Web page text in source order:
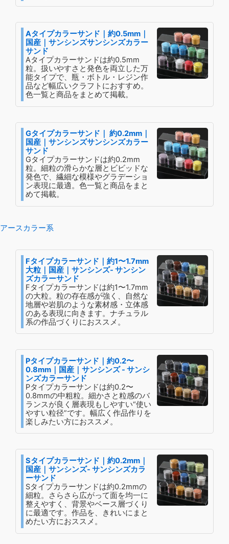
Aタイプカラーサンド｜約0.5mm｜
国産｜サンシンズサンシンズカラー
サンド
Aタイプカラーサンドは約0.5mm
粒。扱いやすさと発色を両立した万
能タイプで、瓶・ボトル・レジン作
品など幅広いクラフトにおすすめ。
色一覧と商品をまとめて掲載。
Gタイプカラーサンド｜ 約0.2mm｜
国産｜サンシンズサンシンズカラー
サンド
Gタイプカラーサンドは約0.2mm
粒。細粒の滑らかな層とビビッドな
発色で、繊細な模様やグラデーショ
ン表現に最適。色一覧と商品をまと
めて掲載。
アースカラー系
Fタイプカラーサンド｜約1〜1.7mm
大粒｜国産｜サンシンズ- サンシン
ズカラーサンド
Fタイプカラーサンドは約1〜1.7mm
の大粒。粒の存在感が強く、自然な
地層や岩肌のような素材感・立体感
のある表現に向きます。ナチュラル
系の作品づくりにおススメ。
Pタイプカラーサンド｜約0.2〜
0.8mm｜国産｜サンシンズ - サンシ
ンズカラーサンド
Pタイプカラーサンドは約0.2〜
0.8mmの中粗粒。細かさと粒感のバ
ランスが良く層表現もしやすい“使い
やすい粒径”です。幅広く作品作りを
楽しみたい方におススメ。
Sタイプカラーサンド｜約0.2mm｜
国産｜サンシンズ- サンシンズカラ
ーサンド
Sタイプカラーサンドは約0.2mmの
細粒。さらさら広がって面を均一に
整えやすく、背景やベース層づくり
に最適です。作品を、きれいにまと
めたい方におススメ。